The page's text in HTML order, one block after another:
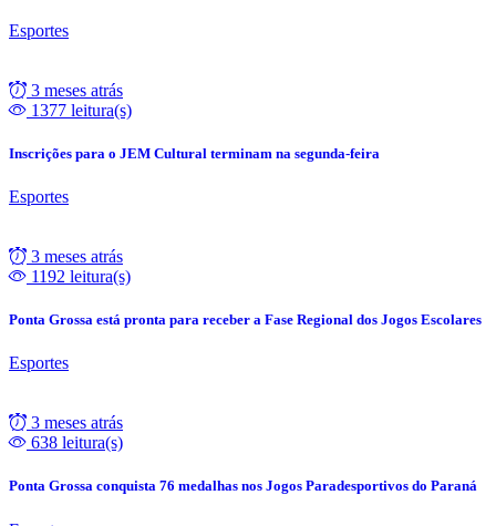
Esportes
3 meses atrás
1377 leitura(s)
Inscrições para o JEM Cultural terminam na segunda-feira
Esportes
3 meses atrás
1192 leitura(s)
Ponta Grossa está pronta para receber a Fase Regional dos Jogos Escolares
Esportes
3 meses atrás
638 leitura(s)
Ponta Grossa conquista 76 medalhas nos Jogos Paradesportivos do Paraná